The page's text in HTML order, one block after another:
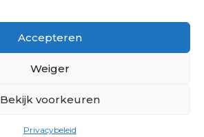
Accepteren
Weiger
Bekijk voorkeuren
Privacybeleid
Cookie beleidMade with ♥ door Meer